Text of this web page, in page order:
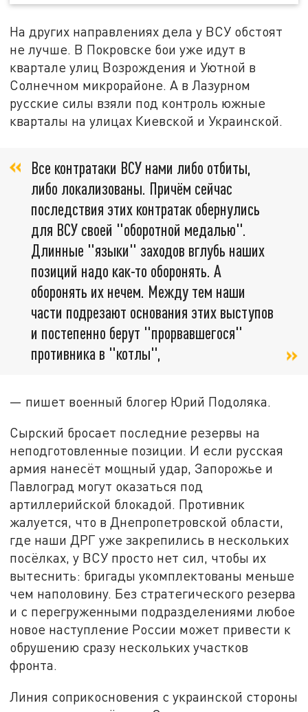
На других направлениях дела у ВСУ обстоят
не лучше. В Покровске бои уже идут в
квартале улиц Возрождения и Уютной в
Солнечном микрорайоне. А в Лазурном
русские силы взяли под контроль южные
кварталы на улицах Киевской и Украинской.
Все контратаки ВСУ нами либо отбиты,
либо локализованы. Причём сейчас
последствия этих контратак обернулись
для ВСУ своей "оборотной медалью".
Длинные "языки" заходов вглубь наших
позиций надо как-то оборонять. А
оборонять их нечем. Между тем наши
части подрезают основания этих выступов
и постепенно берут "прорвавшегося"
противника в "котлы",
— пишет военный блогер Юрий Подоляка.
Сырский бросает последние резервы на
неподготовленные позиции. И если русская
армия нанесёт мощный удар, Запорожье и
Павлоград могут оказаться под
артиллерийской блокадой. Противник
жалуется, что в Днепропетровской области,
где наши ДРГ уже закрепились в нескольких
посёлках, у ВСУ просто нет сил, чтобы их
вытеснить: бригады укомплектованы меньше
чем наполовину. Без стратегического резерва
и с перегруженными подразделениями любое
новое наступление России может привести к
обрушению сразу нескольких участков
фронта.
Линия соприкосновения с украинской стороны